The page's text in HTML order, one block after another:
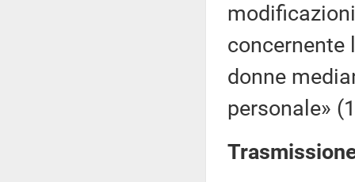
concernente
donne
personale»